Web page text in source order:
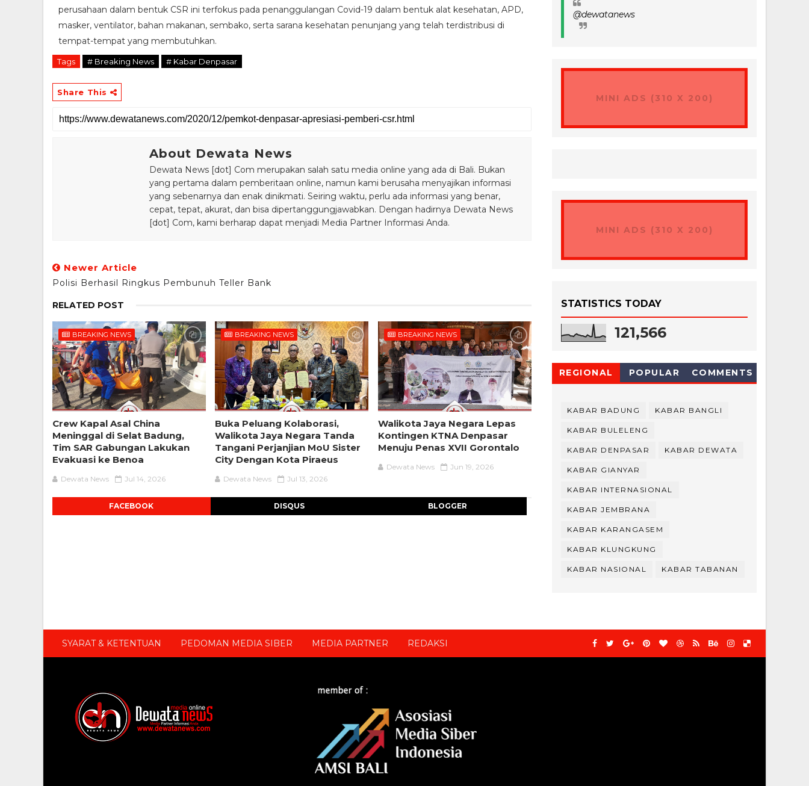
perusahaan dalam bentuk CSR ini terfokus pada penanggulangan Covid-19 dalam bentuk alat kesehatan, APD,
masker, ventilator, bahan makanan, sembako, serta sarana kesehatan penunjang yang telah terdistribusi di
tempat-tempat yang membutuhkan.
Tags # Breaking News # Kabar Denpasar
Share This
About Dewata News
Dewata News [dot] Com merupakan salah satu media online yang ada di Bali. Bukan
yang pertama dalam pemberitaan online, namun kami berusaha menyajikan informasi
yang sebenarnya dan enak dinikmati. Seiring waktu, perlu ada informasi yang benar,
cepat, tepat, akurat, dan bisa dipertanggungjawabkan. Dengan hadirnya Dewata News
[dot] Com, kami berharap dapat menjadi Media Partner Informasi Anda.
Newer Article
Polisi Berhasil Ringkus Pembunuh Teller Bank
RELATED POST
BREAKING NEWS
Crew Kapal Asal China
Meninggal di Selat Badung,
Tim SAR Gabungan Lakukan
Evakuasi ke Benoa
Dewata News Jul 14, 2026
BREAKING NEWS
Buka Peluang Kolaborasi,
Walikota Jaya Negara Tanda
Tangani Perjanjian MoU Sister
City Dengan Kota Piraeus
Dewata News Jul 13, 2026
BREAKING NEWS
Walikota Jaya Negara Lepas
Kontingen KTNA Denpasar
Menuju Penas XVII Gorontalo
Dewata News Jun 19, 2026
FACEBOOK DISQUS BLOGGER
@dewatanews
MINI ADS (310 X 200)
MINI ADS (310 X 200)
STATISTICS TODAY
121,566
REGIONAL POPULAR COMMENTS
KABAR BADUNG KABAR BANGLI
KABAR BULELENG
KABAR DENPASAR KABAR DEWATA
KABAR GIANYAR
KABAR INTERNASIONAL
KABAR JEMBRANA
KABAR KARANGASEM
KABAR KLUNGKUNG
KABAR NASIONAL KABAR TABANAN
SYARAT & KETENTUAN PEDOMAN MEDIA SIBER MEDIA PARTNER REDAKSI